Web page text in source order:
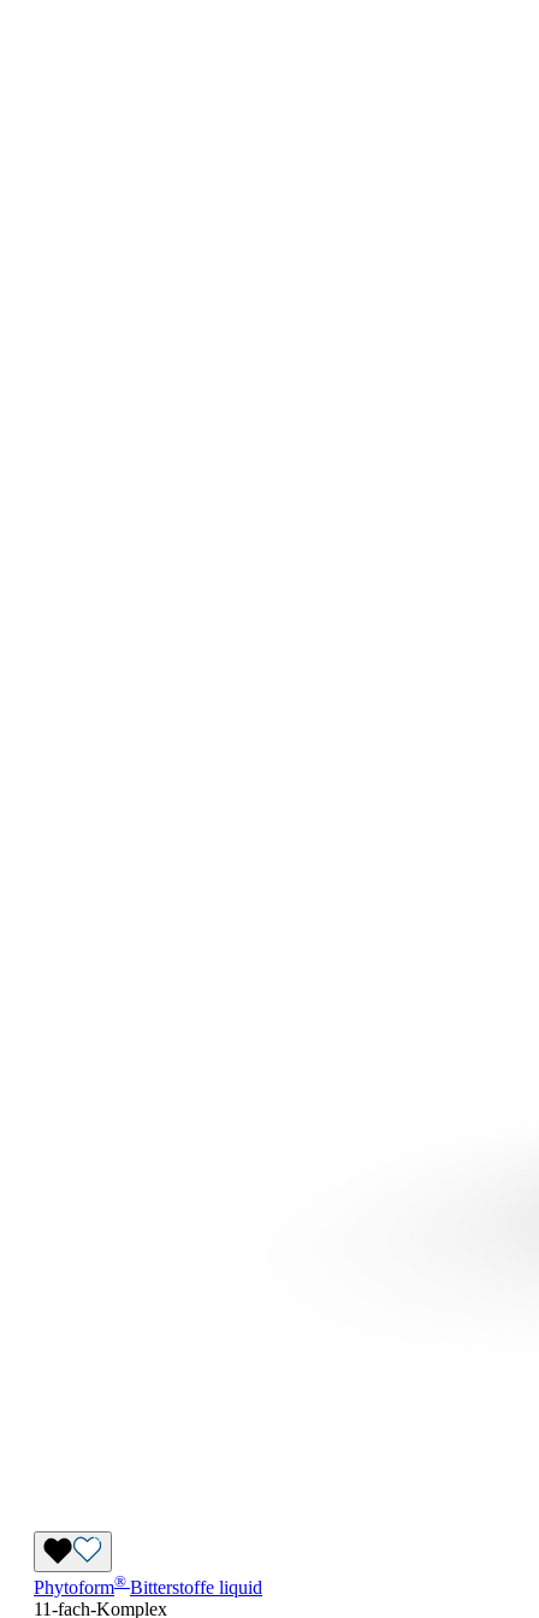
Phytoform® Bitterstoffe liquid
11-fach-Komplex